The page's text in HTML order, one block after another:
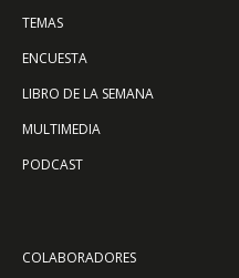
TEMAS
ENCUESTA
LIBRO DE LA SEMANA
MULTIMEDIA
PODCAST
COLABORADORES